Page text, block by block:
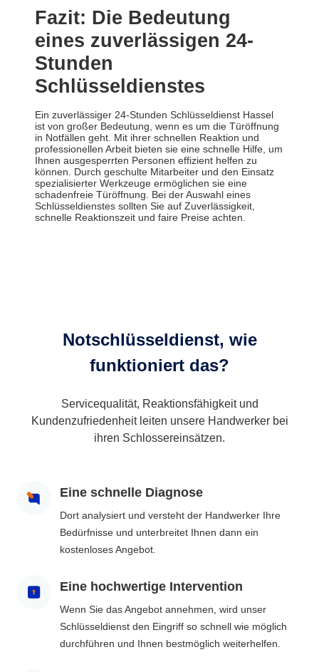
Fazit: Die Bedeutung
eines zuverlässigen 24-
Stunden
Schlüsseldienstes
Ein zuverlässiger 24-Stunden Schlüsseldienst Hassel
ist von großer Bedeutung, wenn es um die Türöffnung
in Notfällen geht. Mit ihrer schnellen Reaktion und
professionellen Arbeit bieten sie eine schnelle Hilfe, um
Ihnen ausgesperrten Personen effizient helfen zu
können. Durch geschulte Mitarbeiter und den Einsatz
spezialisierter Werkzeuge ermöglichen sie eine
schadenfreie Türöffnung. Bei der Auswahl eines
Schlüsseldienstes sollten Sie auf Zuverlässigkeit,
schnelle Reaktionszeit und faire Preise achten.
Notschlüsseldienst, wie
funktioniert das?
Servicequalität, Reaktionsfähigkeit und
Kundenzufriedenheit leiten unsere Handwerker bei
ihren Schlossereinsätzen.
Eine schnelle Diagnose
Dort analysiert und versteht der Handwerker Ihre
Bedürfnisse und unterbreitet Ihnen dann ein
kostenloses Angebot.
Eine hochwertige Intervention
Wenn Sie das Angebot annehmen, wird unser
Schlüsseldienst den Eingriff so schnell wie möglich
durchführen und Ihnen bestmöglich weiterhelfen.